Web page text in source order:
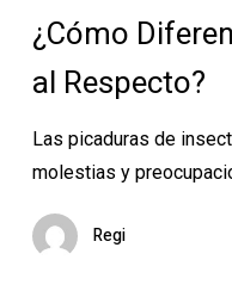
Pulgas:
Diferenciarlas
y
Qué
al
¿Cómo
al Respecto?
Las picaduras de
molestias y
Regi